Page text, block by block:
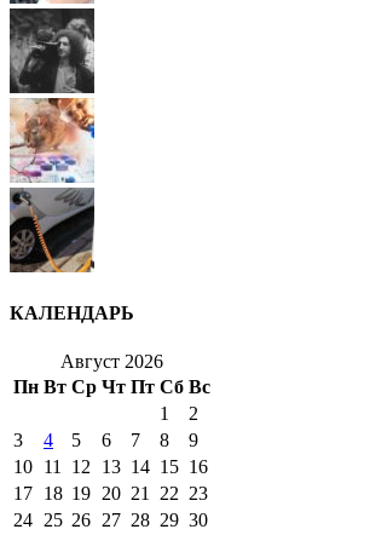
КАЛЕНДАРЬ
Август 2026
Пн Вт Ср Чт Пт Сб Вс
1
2
3
4 5 6 7 8
9
10 11 12 13 14 15 16
17 18 19 20 21 22 23
24 25 26 27 28 29 30